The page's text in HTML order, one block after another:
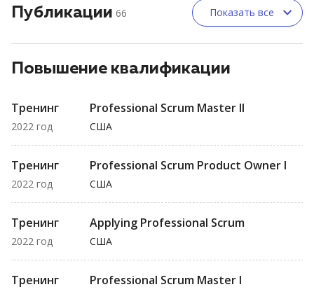
Публикации 66 Показать все
Повышение квалификации
Тренинг
2022 год
Professional Scrum Master II
США
Тренинг
2022 год
Professional Scrum Product Owner I
США
Тренинг
2022 год
Applying Professional Scrum
США
Тренинг Professional Scrum Master I